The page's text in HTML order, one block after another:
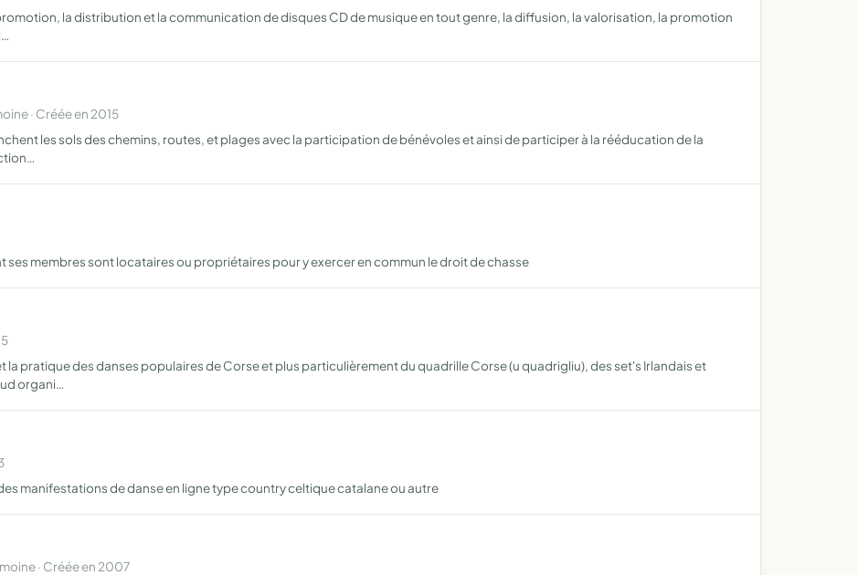
la distribution et la communication de disques CD de musique en tout genre, la diffusion, la valorisation, la promotion
· Créée en 2015
les sols des chemins, routes, et plages avec la participation de bénévoles et ainsi de participer à la rééducation de la
ses membres sont locataires ou propriétaires pour y exercer en commun le droit de chasse
pratique des danses populaires de Corse et plus particulièrement du quadrille Corse (u quadrigliu), des set's Irlandais et
organi…
manifestations de danse en ligne type country celtique catalane ou autre
· Créée en 2007